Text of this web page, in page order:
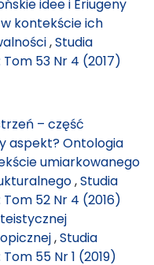
idee i Eriugeny
kontekście ich
,Studia
53 Nr 4 (2017)
– część
aspekt? Ontologia
umiarkowanego
,Studia
52 Nr 4 (2016)
,Studia
55 Nr 1 (2019)